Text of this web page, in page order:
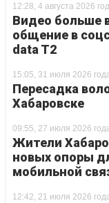
12:28, 4 августа 2026
Видео больше
общение в
data T2
15:05, 31 июля 2026
Пересадка
Хабаровске
09:55, 27 июля 2026
Жители
новых опоры
мобильной
12:42, 21 июля 2026